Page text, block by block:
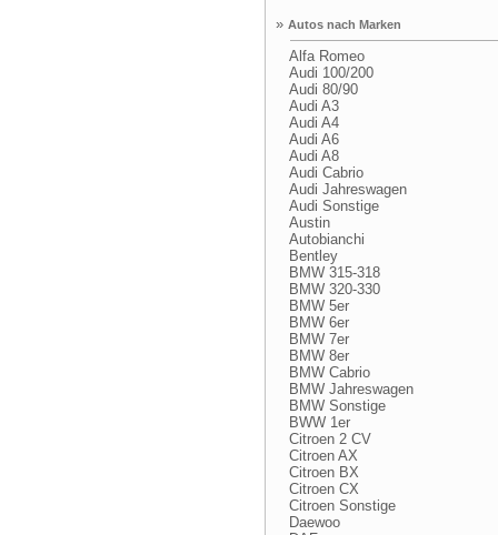
» Autos nach Marken
Alfa Romeo
Audi 100/200
Audi 80/90
Audi A3
Audi A4
Audi A6
Audi A8
Audi Cabrio
Audi Jahreswagen
Audi Sonstige
Austin
Autobianchi
Bentley
BMW 315-318
BMW 320-330
BMW 5er
BMW 6er
BMW 7er
BMW 8er
BMW Cabrio
BMW Jahreswagen
BMW Sonstige
BWW 1er
Citroen 2 CV
Citroen AX
Citroen BX
Citroen CX
Citroen Sonstige
Daewoo